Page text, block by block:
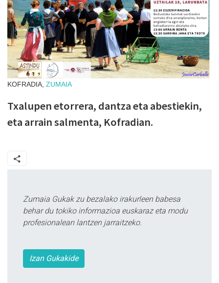
KOFRADIA, ZUMAIA
Txalupen etorrera, dantza eta abestiekin,
eta arrain salmenta, Kofradian.
Zumaia Gukak zu bezalako irakurleen babesa
behar du tokiko informazioa euskaraz eta modu
profesionalean lantzen jarraitzeko.
Izan Gukakide